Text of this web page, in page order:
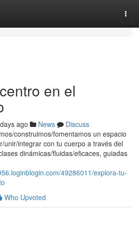
en el
ago News
Discuss
construimos/fomentamos un espacio
unir/integrar con tu cuerpo a través del
dinámicas/fluidas/eficaces, guiadas
49286011/explora-tu-
Who Upvoted